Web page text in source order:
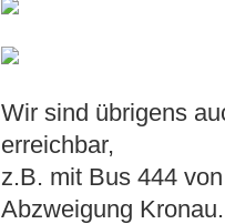
Wir sind übrigens
erreichbar,
z.B. mit Bus 444
Abzweigung Kronau.